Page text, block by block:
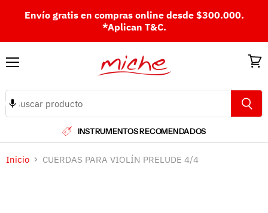
Envío gratis en compras online desde $300.000.
*Aplican T&C.
INSTRUMENTOS RECOMENDADOS
Inicio CUERDAS PARA VIOLÍN PRELUDE 4/4